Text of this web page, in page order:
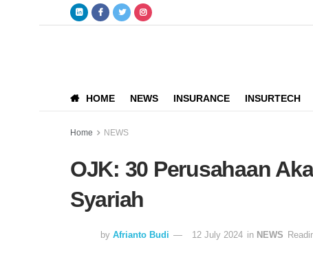
HOME NEWS INSURANCE INSURTECH
Home NEWS
OJK: 30 Perusahaan
Syariah
by Afrianto Budi 12 July 2024 in NEWS